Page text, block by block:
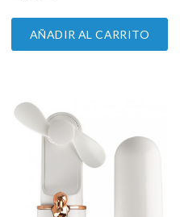
AÑADIR AL CARRITO